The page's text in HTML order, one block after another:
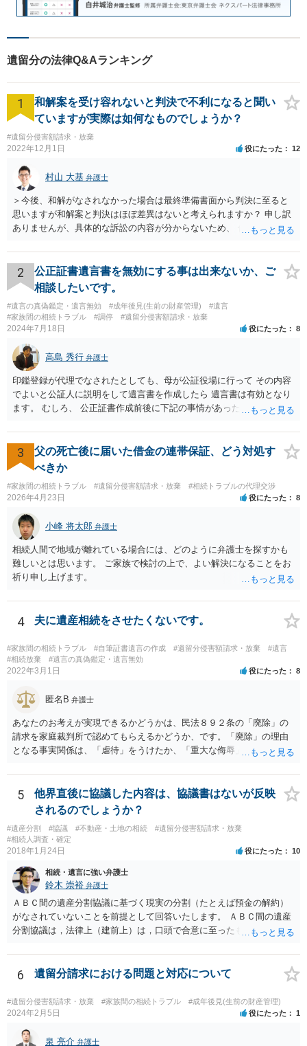
遺留分の法律Q&Aランキング
1
和解案を受け容れないと判決で不利になると聞い
ていますが実際は如何なものでしょうか？
#遺留分侵害額請求・放棄
2022年12月1日 役にたった 12
村山 大基 弁護士
＞今後、和解がなされなかった場合は最終準備書面から判決に至ると
思いますが和解案と判決はほぼ差異はないと考えられますか？ 申し訳
ありませんが、具体的な訴訟の内容が分からないため、 何とも回答が
わかっている代理人弁護士に聞くか、 訴訟資料を持って面談相談に行
ってみましょう。 その上で、一般論として回答するなら、和解案と判
決は（ケースによって程度の差はあっても）食い違うことが多いで
す。 金額は適当ですが、例えば判決で１００万円支払え、という結論
になりそうな場合、 そのまま１００万円を和解案として提示しても、
判決と変わらないなら払う側としてはあまり和解に応じようという気
のまま判決で１００万円支払いとなるより、７０万円でまとめた方が
マシ」ということで、 合意の可能性が出てきます。 応じるかどうか
は、判決になったらどうなりそうか、という点についての検討が不可
欠ですので、 初めに述べた通り、代理人と相談するか、資料を持って
面談相談に行ってみることをお勧めします。
2
公正証書遺言書を無効にする事は出来ないか、ご
相談したいです。
#遺言の真偽鑑定・遺言無効 #成年後見(生前の財産管理)
#遺言
#家族間の相続トラブル
#調停 #遺留分侵害額請求・放棄
2024年7月18日 役にたった 8
高島 秀行 弁護士
印鑑登録が代理でなされたとしても、母が公証役場に行って その内容
でよいと公証人に説明をして遺言書を作成したら 遺言書は有効となり
ます。 むしろ、 公正証書作成前後に下記の事情があったことが証明で
月に携帯が新しくなった母からの第一声は「ここにいたら殺される」
「面会に来てくれ」で、長男に聞くと「面会は出来ない。俺は携帯電
話の使い方を教える為に会っている」「母の話は聞かなくて良い」と
電話が切れました。その後の電話でも「食事に毒が入っている」「体
にチップが埋められている」等、おかしかったです。 当時の診療記
録、介護認定の資料、介護記録を取得して 弁護士に面談で相談された
方がよいと思います。
3
父の死亡後に届いた借金の連帯保証、どう対処す
べきか
#家族間の相続トラブル #遺留分侵害額請求・放棄 #相続トラブルの代理交渉
2026年4月23日 役にたった 8
小峰 将太郎 弁護士
相続人間で地域が離れている場合には、どのように弁護士を探すかも
難しいとは思います。 ご家族で検討の上で、よい解決になることをお
祈り申し上げます。
4 夫に遺産相続をさせたくないです。
#家族間の相続トラブル #自筆証書遺言の作成 #遺留分侵害額請求・放棄
#遺言
#相続放棄
#遺言の真偽鑑定・遺言無効
2022年3月1日 役にたった 8
匿名B 弁護士
あなたのお考えが実現できるかどうかは、民法８９２条の「廃除」の
請求を家庭裁判所で認めてもらえるかどうか、です。「廃除」の理由
となる事実関係は、「虐待」をうけたか、「重大な侮辱」を受けた
「廃除」は遺言でも可能です（民法８９３条）。 弁護士に具体的な事
情を話して相談して、「廃除」が可能か、実際に法律相談を受けるこ
とをお勧めします。
5
他界直後に協議した内容は、協議書はないが反映
されるのでしょうか？
#遺産分割 #協議 #不動産・土地の相続
#遺留分侵害額請求・放棄
#相続人調査・確定
2018年1月24日 役にたった 10
相続・遺言に強い弁護士
鈴木 崇裕 弁護士
ＡＢＣ間の遺産分割協議に基づく現実の分割（たとえば預金の解約）
がなされていないことを前提として回答いたします。 ＡＢＣ間の遺産
分割協議は，法律上（建前上）は，口頭で合意に至ったものであって
ん。 また，不動産の名義を移転するためには，遺産分割協議書への署
名捺印を得る必要があります。 したがって，残念ながら，「ＡＢＣ間
の遺産分割協議が有効に成立している」という前提に基づく主張は困
難と思われます。 「ＡＢＣ間の遺産分割協議は未了のまま，ＡとＢが
死亡し，二次相続が発生した」という前提に基づいて協議を進める必
議の内容を前提とした主張をすることが最も有利ですが，ＡＢの相続
6 遺留分請求における問題と対応について
#遺留分侵害額請求・放棄 #家族間の相続トラブル #成年後見(生前の財産管理)
2024年2月5日 役にたった 1
泉 亮介 弁護士